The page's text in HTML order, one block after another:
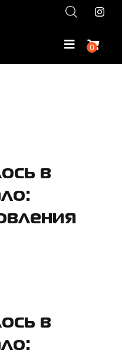
Toggle
0
в
в